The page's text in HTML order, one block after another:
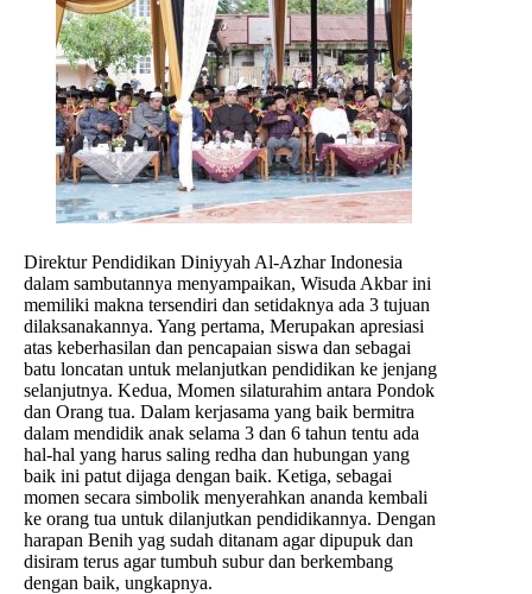
Direktur Pendidikan Diniyyah Al-Azhar Indonesia
dalam sambutannya menyampaikan, Wisuda Akbar ini
memiliki makna tersendiri dan setidaknya ada 3 tujuan
dilaksanakannya. Yang pertama, Merupakan apresiasi
atas keberhasilan dan pencapaian siswa dan sebagai
batu loncatan untuk melanjutkan pendidikan ke jenjang
selanjutnya. Kedua, Momen silaturahim antara Pondok
dan Orang tua. Dalam kerjasama yang baik bermitra
dalam mendidik anak selama 3 dan 6 tahun tentu ada
hal-hal yang harus saling redha dan hubungan yang
baik ini patut dijaga dengan baik. Ketiga, sebagai
momen secara simbolik menyerahkan ananda kembali
ke orang tua untuk dilanjutkan pendidikannya. Dengan
harapan Benih yag sudah ditanam agar dipupuk dan
disiram terus agar tumbuh subur dan berkembang
dengan baik, ungkapnya.